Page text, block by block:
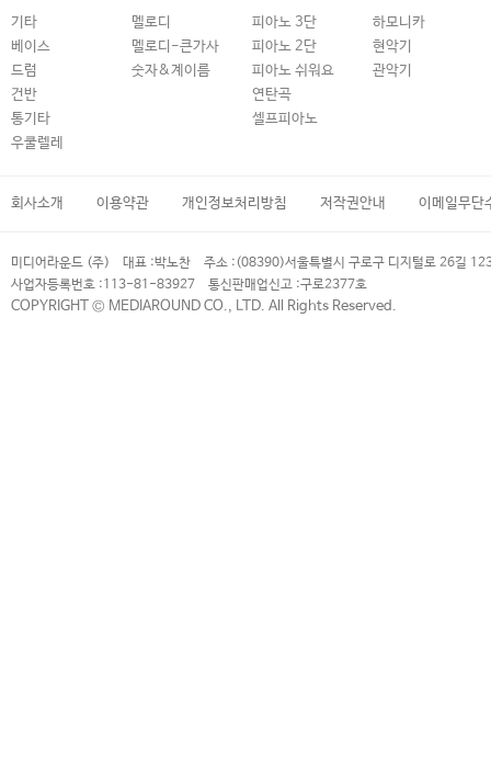
기타
베이스
드럼
건반
통기타
우쿨렐레
멜로디
멜로디-큰가사
숫자&계이름
피아노 3단
피아노 2단
피아노 쉬워요
연탄곡
셀프피아노
하모니카
현악기
관악기
회사소개 이용약관 개인정보처리방침 저작권안내 이메일무단
미디어라운드 (주) 대표 :박노찬 주소 : (08390)서울특별시 구로구 디지털로 26길
사업자등록번호 :113-81-83927 통신판매업신고 :구로2377호
COPYRIGHT © MEDIAROUND CO., LTD. All Rights Reserved.